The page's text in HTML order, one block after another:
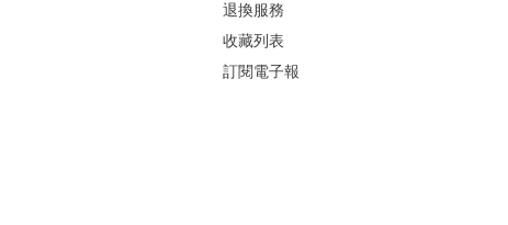
退換服務
收藏列表
訂閱電子報